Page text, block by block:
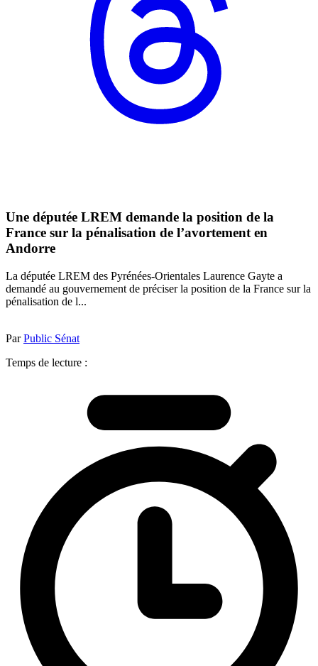
Une députée LREM demande la position de la
France sur la pénalisation de l’avortement en
Andorre
La députée LREM des Pyrénées-Orientales Laurence Gayte a
demandé au gouvernement de préciser la position de la France sur la
pénalisation de l...
ParPublic Sénat
Temps de lecture :